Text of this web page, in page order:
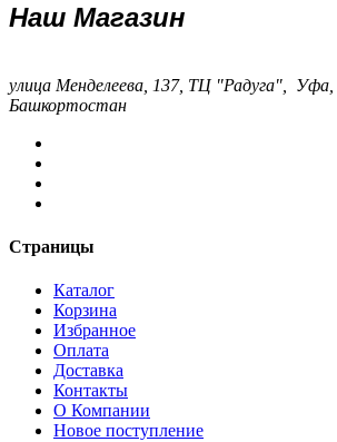
Наш Магазин
улица Менделеева, 137, ТЦ "Радуга", Уфа,
Башкортостан
Страницы
Каталог
Корзина
Избранное
Оплата
Доставка
Контакты
О Компании
Новое поступление